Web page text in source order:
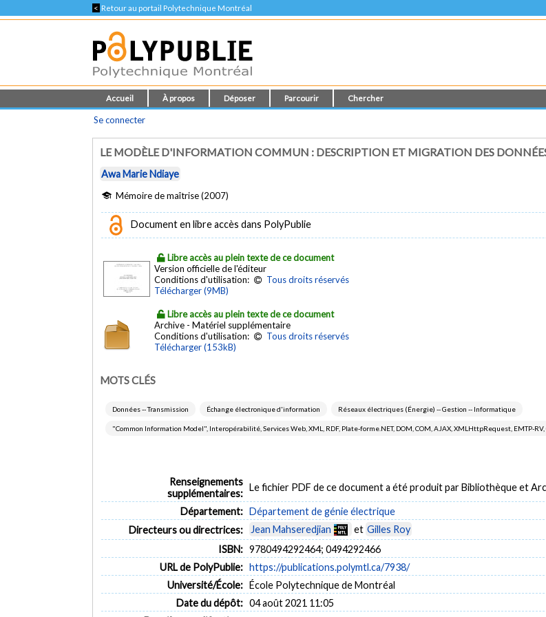
< Retour au portail Polytechnique Montréal
Accueil À propos Déposer Parcourir Chercher
Se connecter
LE MODÈLE D'INFORMATION COMMUN : DESCRIPTION ET MIGRATION DES
Awa Marie Ndiaye
Mémoire de maîtrise (2007)
Document en libre accès dans PolyPublie
Libre accès au plein texte de ce document
Version officielle de l'éditeur
Conditions d'utilisation:
Tous droits réservés
Télécharger (9MB)
Libre accès au plein texte de ce document
Archive - Matériel supplémentaire
Conditions d'utilisation:
Tous droits réservés
Télécharger (153kB)
MOTS CLÉS
Données -- Transmission Échange électronique d'information Réseaux électriques (Énergie) -- Gestion -- Informatique
"Common Information Model", Interopérabilité, Services Web, XML, RDF, Plate-forme.NET, DOM, COM, AJAX, XMLHttpRequest, EMTP-RV,
Renseignements
supplémentaires:
Le fichier PDF de ce document a été produit par Bibliothèque et
Département: Département de génie électrique
Directeurs ou directrices:
Jean Mahseredjian et Gilles Roy
ISBN: 9780494292464; 0494292466
URL de PolyPublie: https://publications.polymtl.ca/7938/
Université/École: École Polytechnique de Montréal
Date du dépôt: 04 août 2021 11:05